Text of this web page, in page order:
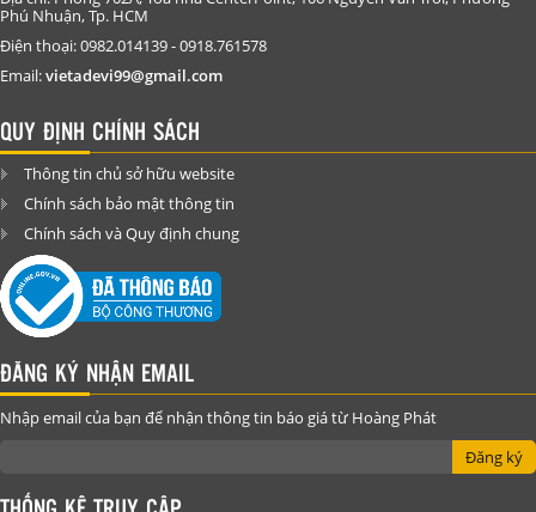
Phú Nhuận, Tp. HCM
Điện thoại: 0982.014139 - 0918.761578
Email:vietadevi99@gmail.com
QUY ĐỊNH CHÍNH SÁCH
Thông tin chủ sở hữu website
Chính sách bảo mật thông tin
Chính sách và Quy định chung
ĐĂNG KÝ NHẬN EMAIL
Nhập email của bạn để nhận thông tin báo giá từ Hoàng Phát
Đăng ký